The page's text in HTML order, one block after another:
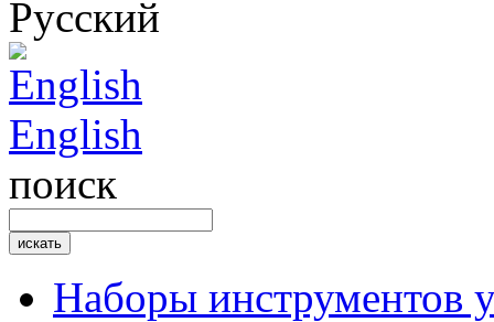
Русский
English
поиск
Наборы инструментов